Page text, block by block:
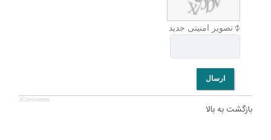
تصویر امنیتی جدید
ارسال
JComments
بازگشت به بالا